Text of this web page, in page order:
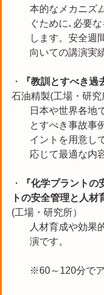
本的なメカニズ
ぐために､必要
します。安全週
向いての講演実
・ 『教訓とすべき過
石油精製(工場・研究
日本や世界各地
とすべき事故事
イントを用意し
応じて最適な内
・
『化学プラント
トの安全管理と人材
(工場・研究所）
人材育成や効果
演です。
※60～120分で